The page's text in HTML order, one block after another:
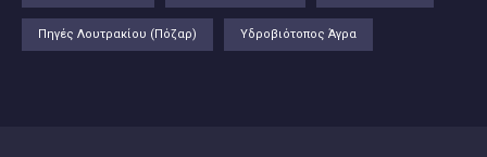
Πηγές Λουτρακίου (Πόζαρ) Υδροβιότοπος Άγρα